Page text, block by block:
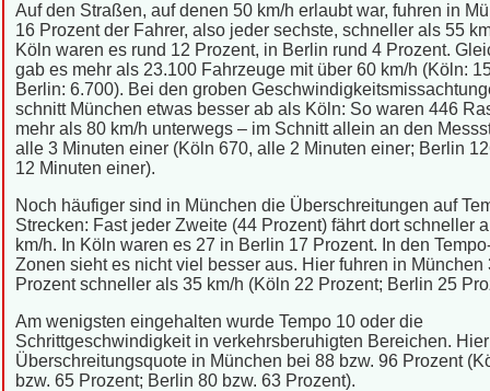
Auf den Straßen, auf denen 50 km/h erlaubt war, fuhren in
16 Prozent der Fahrer, also jeder sechste, schneller als 55
Köln waren es rund 12 Prozent, in Berlin rund 4 Prozent.
gab es mehr als 23.100 Fahrzeuge mit über 60 km/h (Köln:
Berlin: 6.700). Bei den groben
schnitt München etwas besser ab als Köln: So waren 446
mehr als 80 km/h unterwegs – im Schnitt allein an den
alle 3 Minuten einer (Köln 670, alle 2 Minuten einer; Berlin
12 Minuten einer).
Noch häufiger sind in München die Überschreitungen auf
Strecken: Fast jeder Zweite (44 Prozent) fährt dort schneller
km/h. In Köln waren es 27 in Berlin 17 Prozent. In den
Zonen sieht es nicht viel besser aus. Hier fuhren in München
Prozent schneller als 35 km/h (Köln 22 Prozent; Berlin 25
Am wenigsten eingehalten wurde Tempo 10 oder die
Schrittgeschwindigkeit in verkehrsberuhigten Bereichen.
Überschreitungsquote in München bei 88 bzw. 96 Prozent
bzw. 65 Prozent; Berlin 80 bzw. 63 Prozent).